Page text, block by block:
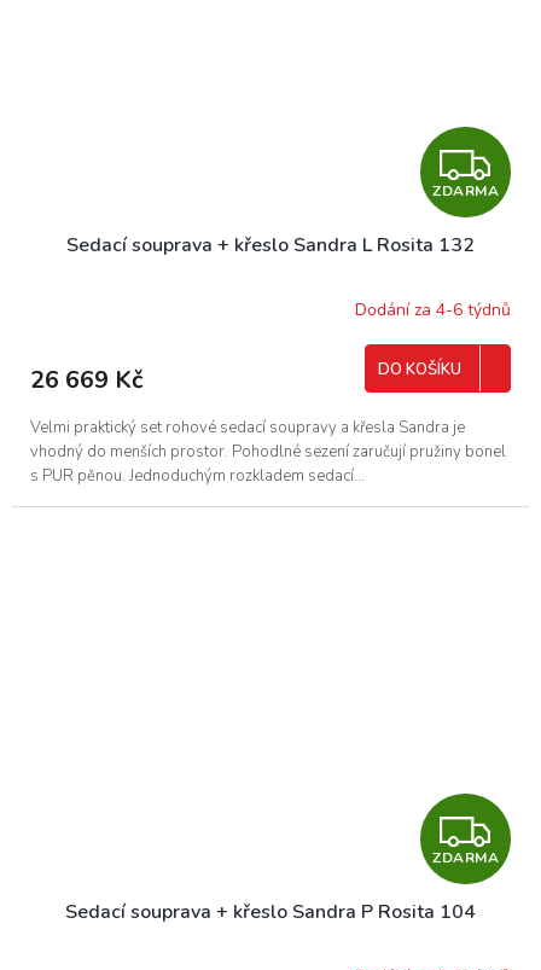
Z
D
R
ZDARMA
Sedací souprava + křeslo Sandra L Rosita 132
Dodání za 4-6 týdnů
26 669 Kč DO KOŠÍKU
Velmi praktický set rohové sedací soupravy a křesla Sandra je
vhodný do menších prostor. Pohodlné sezení zaručují pružiny bonel
s PUR pěnou. Jednoduchým rozkladem sedací...
Z
D
ZDARMA
Sedací souprava + křeslo Sandra P Rosita 104